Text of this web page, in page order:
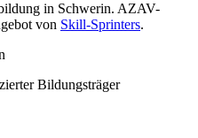
in Schwerin. AZAV-
von Skill-Sprinters.